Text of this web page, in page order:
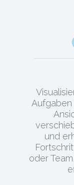
Aufgaben
und
oder